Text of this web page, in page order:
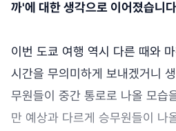
까'에 대한 생각으로 이어졌습니
이번 도쿄 여행 역시 다른 때와
시간을 무의미하게 보내겠거니
무원들이 중간 통로로 나올 모습
만 예상과 다르게 승무원들이 나